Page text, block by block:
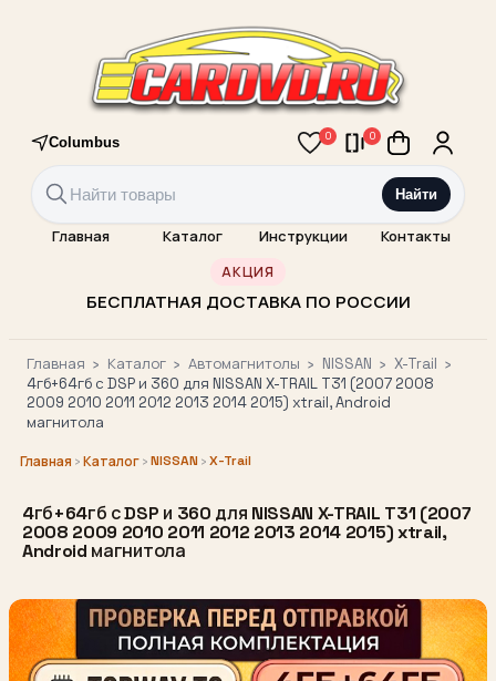
Columbus 0 0
Найти
Главная Каталог Инструкции Контакты
АКЦИЯ
БЕСПЛАТНАЯ ДОСТАВКА ПО РОССИИ
Главная › Каталог › Автомагнитолы › NISSAN › X-Trail ›
4гб+64гб с DSP и 360 для NISSAN X-TRAIL T31 (2007 2008
2009 2010 2011 2012 2013 2014 2015) xtrail, Android
магнитола
Главная ›Каталог›NISSAN ›X-Trail
4гб+64гб с DSP и 360 для NISSAN X-TRAIL T31 (2007
2008 2009 2010 2011 2012 2013 2014 2015) xtrail,
Android магнитола